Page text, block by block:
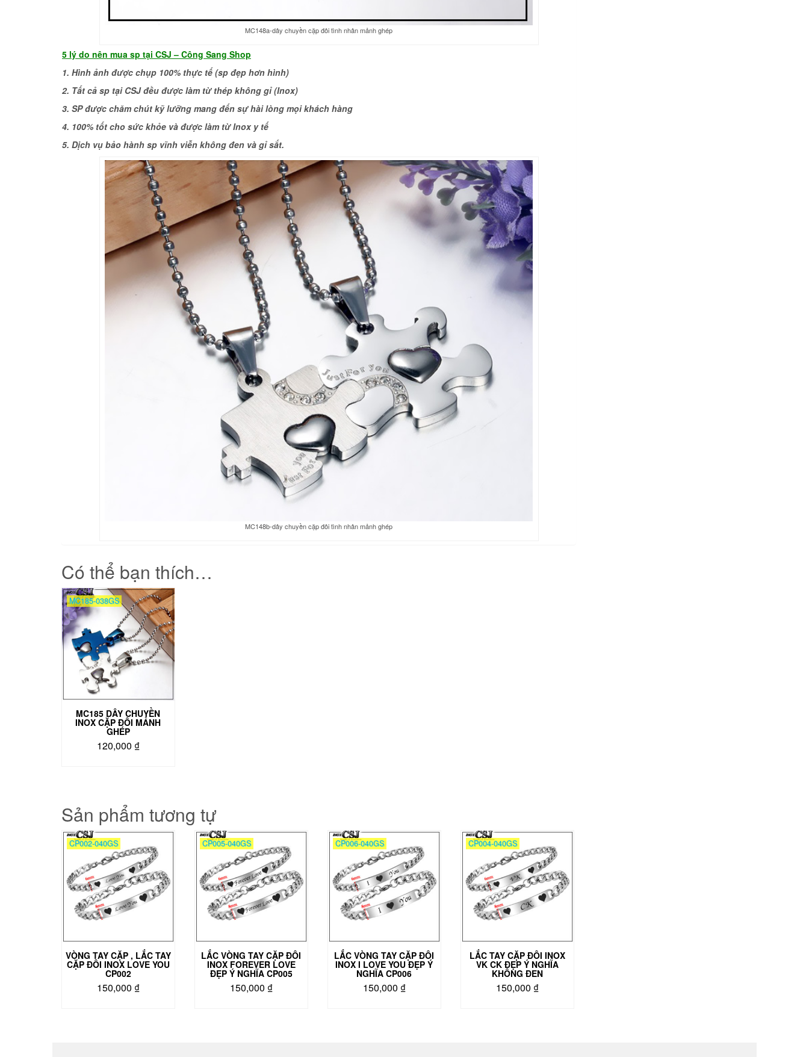
MC148a-dây chuyền cặp đôi tình nhân mảnh ghép
5 lý do nên mua sp tại CSJ – Công Sang Shop
1. Hình ảnh được chụp 100% thực tế (sp đẹp hơn hình)
2. Tất cả sp tại CSJ đều được làm từ thép không gỉ (Inox)
3. SP được chăm chút kỹ lưỡng mang đến sự hài lòng mọi khách hàng
4. 100% tốt cho sức khỏe và được làm từ Inox y tế
5. Dịch vụ bảo hành sp vĩnh viễn không đen và gỉ sắt.
MC148b-dây chuyền cặp đôi tình nhân mảnh ghép
Có thể bạn thích…
MC185-038GS
MC185 DÂY CHUYỀN
INOX CẶP ĐÔI MẢNH
GHÉP
120,000 ₫
Sản phẩm tương tự
CP002-040GS
VÒNG TAY CẶP , LẮC TAY
CẶP ĐÔI INOX LOVE YOU
CP002
150,000 ₫
CP005-040GS
LẮC VÒNG TAY CẶP ĐÔI
INOX FOREVER LOVE
ĐẸP Ý NGHĨA CP005
150,000 ₫
CP006-040GS
LẮC VÒNG TAY CẶP ĐÔI
INOX I LOVE YOU ĐẸP Ý
NGHĨA CP006
150,000 ₫
CP004-040GS
LẮC TAY CẶP ĐÔI INOX
VK CK ĐẸP Ý NGHĨA
KHÔNG ĐEN
150,000 ₫